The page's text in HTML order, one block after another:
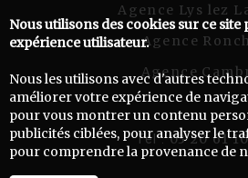
Agence Lys lez
Agence
Agence
Tel :03 20 61
Nous utilisons des cookies sur ce
expérience utilisateur.
Nous les utilisons avec d'autres
améliorer votre expérience de
pour vous montrer un contenu
publicités ciblées, pour analyser le
pour comprendre la provenance de